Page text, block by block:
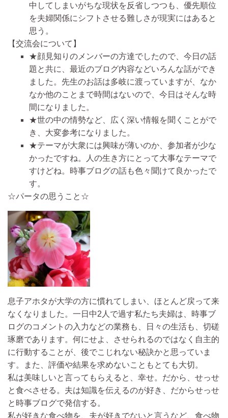
中してしまいがちな現状を反省しつつも、優先順位
を夫婦関係にシフトさせる難しさが現実にはあると
思う。
【交流会について】
★顔見知りのメンバーの方達でしたので、今日の話
題と共に、最近のブログ内容などいろんな話ができ
ました。先生のお話は多岐に渡っていますが、なか
なか他のことまで時間はないので、今日はそんな時
間になりました。
★世の中の情勢など、広く深い情報を聞くことがで
き、大変参考になりました。
★テーマが大衆には興味が薄いのか、参加者が少な
かったですね。人の生き方にとって大事なテーマで
すけどね。時事ブログの話も色々聞けて良かったで
す。
☆パータの思うこと☆
息子アホタが大学の方に慣れてしまい、ほとんど戻って来
なくなりました。一日中2人で過す私たち夫婦は、時事ブ
ログのコメントの入力などの業務も、日々の生活も、切磋
琢磨であります。何にせよ、させられるのではなく自主的
に行動することが、後でこじれない秘訣かと思っていま
す。また、評価や結果を求めないこともとても大切。
私は美味しいと言ってもらえると、幸せ。だから、せっせ
と食べさせる。夫は知識を伝えるのが好き、だからせっせ
と時事ブログで発信する。
私が好きな食べ物を、夫が好きでないと言うなど、食べ物